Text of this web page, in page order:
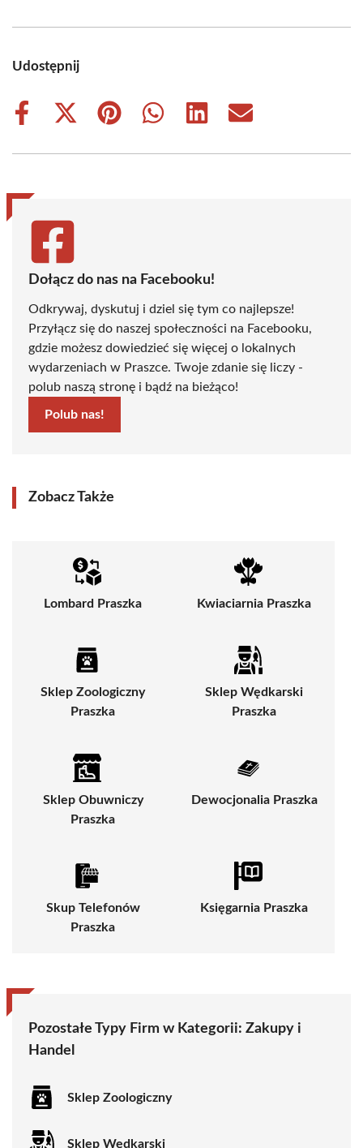
Udostępnij
Share
Share
(Twitter)
Share
Share
Share
Share
Dołącz do nas na Facebooku!
Odkrywaj, dyskutuj i dziel się tym co najlepsze!
Przyłącz się do naszej społeczności na Facebooku,
gdzie możesz dowiedzieć się więcej o lokalnych
wydarzeniach w Praszce. Twoje zdanie się liczy -
polub naszą stronę i bądź na bieżąco!
Polub nas!
Zobacz Także
Lombard Praszka Kwiaciarnia Praszka
Sklep Zoologiczny
Praszka
Sklep Wędkarski
Praszka
Sklep Obuwniczy
Praszka
Dewocjonalia Praszka
Skup Telefonów
Praszka
Księgarnia Praszka
Pozostałe Typy Firm w Kategorii: Zakupy i
Handel
Sklep Zoologiczny
Sklep Wędkarski